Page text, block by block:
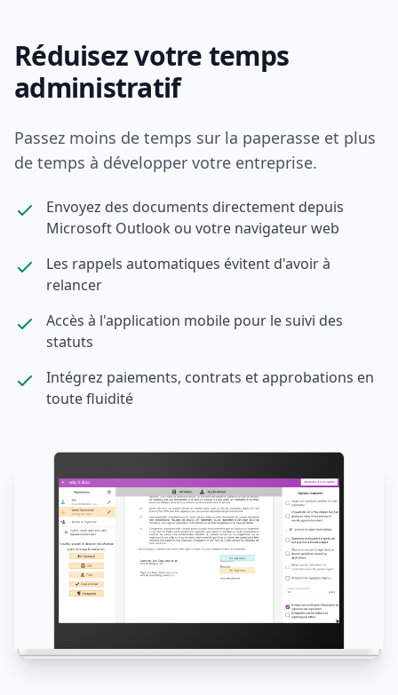
Réduisez votre temps
administratif
Passez moins de temps sur la paperasse et plus
de temps à développer votre entreprise.
Envoyez des documents directement depuis
Microsoft Outlook ou votre navigateur web
Les rappels automatiques évitent d'avoir à
relancer
Accès à l'application mobile pour le suivi des
statuts
Intégrez paiements, contrats et approbations en
toute fluidité